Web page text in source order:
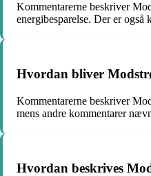
Kommentarerne beskriver
energibesparelse. Der er
Hvordan bliver
Kommentarerne beskriver
mens andre kommentarer
Hvordan beskrives